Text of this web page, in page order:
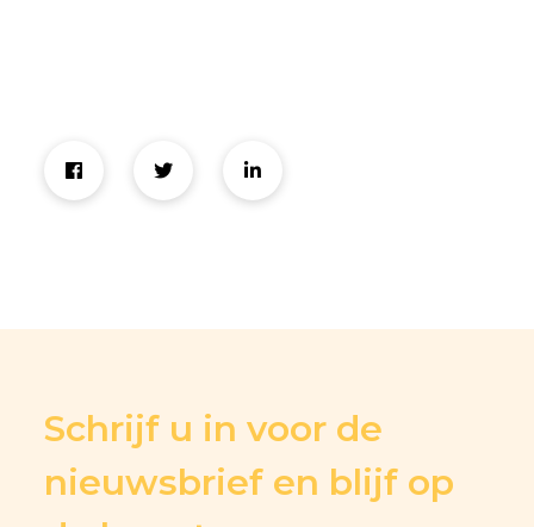
Schrijf u in voor de
nieuwsbrief en blijf op